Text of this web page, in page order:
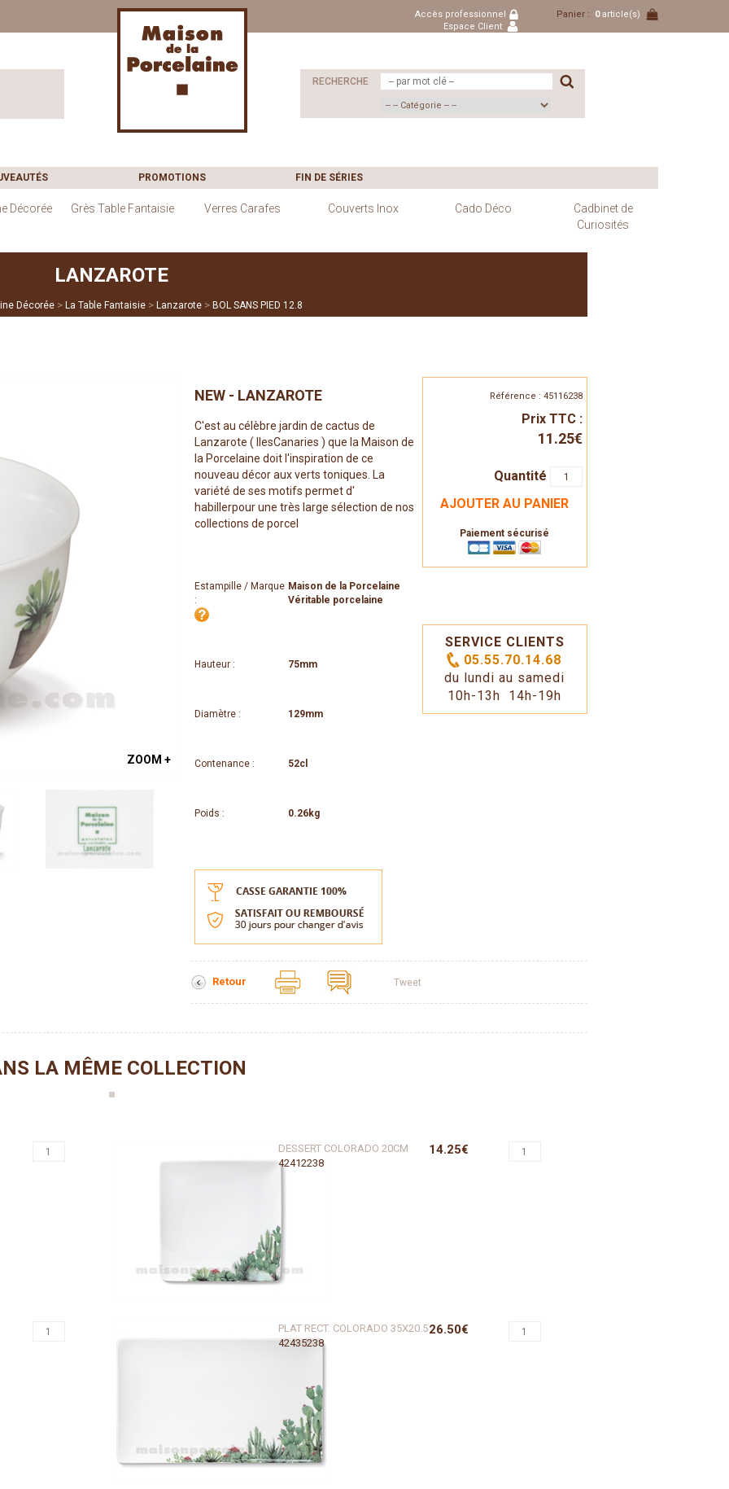
Accès professionnel
Espace Client
Panier : 0article(s)
RECHERCHE
PROMOTIONS FIN DE SÉRIES
Décorée Grès Table Fantaisie Verres Carafes Couverts Inox Cado Déco
Cadbinet de
Curiosités
LANZAROTE
Décorée > La Table Fantaisie > Lanzarote > BOL SANS PIED 12.8
ZOOM +
Référence : 45116238
Prix TTC :
11.25€
Quantité
AJOUTER AU PANIER
Paiement sécurisé
SERVICE CLIENTS
05.55.70.14.68
du lundi au samedi
10h-13h 14h-19h
NEW - LANZAROTE
C'est au célèbre jardin de cactus de
Lanzarote ( IlesCanaries ) que la Maison de
la Porcelaine doit l'inspiration de ce
nouveau décor aux verts toniques. La
variété de ses motifs permet d'
habillerpour une très large sélection de nos
collections de porcel
Estampille / Marque
:
Maison de la Porcelaine
Véritable porcelaine
Hauteur : 75mm
Diamètre : 129mm
Contenance : 52cl
Poids : 0.26kg
Retour Tweet
LA MÊME COLLECTION
DESSERT COLORADO 20CM
42412238
14.25€
PLAT RECT. COLORADO 35X20.5
42435238
26.50€